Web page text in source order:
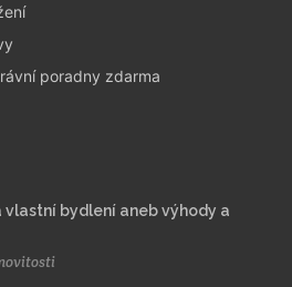
poradny zdarma
vlastní bydlení aneb výhody a